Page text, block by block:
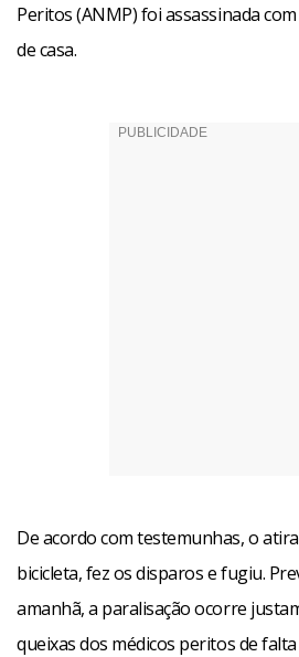
Peritos (ANMP) foi assassinada
de casa.
De acordo com testemunhas, o
bicicleta, fez os disparos e fugiu.
amanhã, a paralisação ocorre
queixas dos médicos peritos de